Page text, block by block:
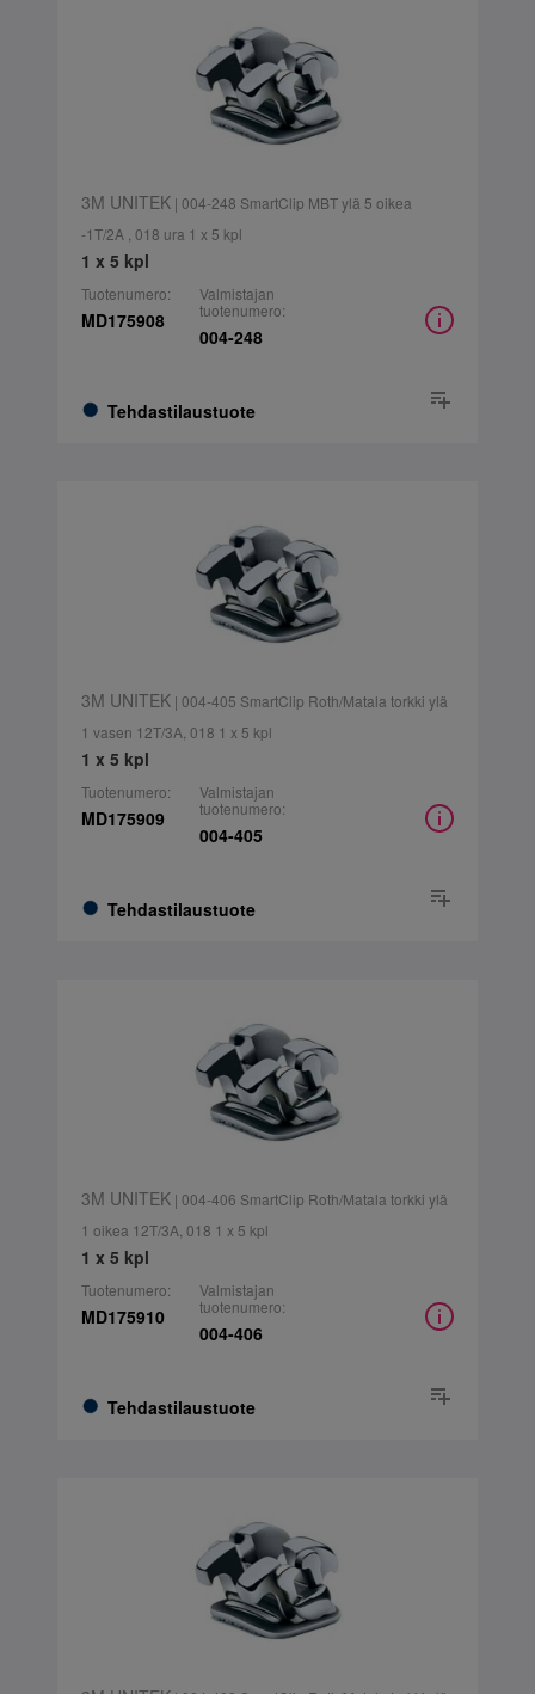
3M UNITEK| 004-248 SmartClip MBT ylä 5 oikea
-1T/2A , 018 ura 1 x 5 kpl
1 x 5 kpl
Tuotenumero:
MD175908
Tehdastilaustuote
Valmistajan
tuotenumero:
004-248
3M UNITEK| 004-405 SmartClip Roth/Matala torkki ylä
1 vasen 12T/3A, 018 1 x 5 kpl
1 x 5 kpl
Tuotenumero:
MD175909
Tehdastilaustuote
Valmistajan
tuotenumero:
004-405
3M UNITEK| 004-406 SmartClip Roth/Matala torkki ylä
1 oikea 12T/3A, 018 1 x 5 kpl
1 x 5 kpl
Tuotenumero:
MD175910
Tehdastilaustuote
Valmistajan
tuotenumero:
004-406